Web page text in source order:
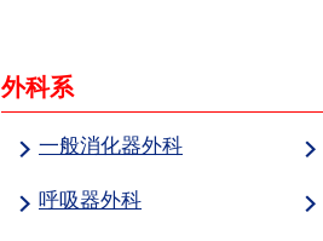
外科系
一般消化器外科
呼吸器外科